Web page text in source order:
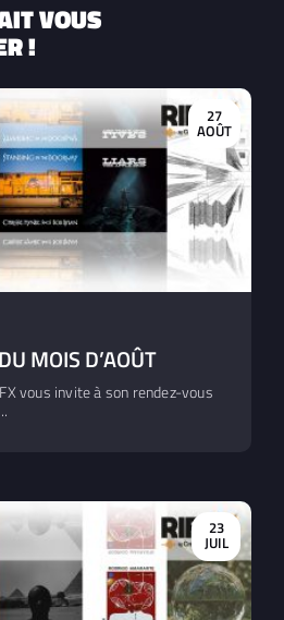
VOUS
!
27
AOÛT
MOIS D’AOÛT
vous invite à son rendez-vous
23
JUIL